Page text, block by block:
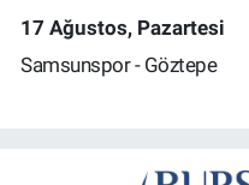
17 Ağustos, Pazartesi
Samsunspor - Göztepe